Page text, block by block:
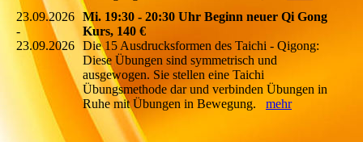
23.09.2026
-
23.09.2026
Mi. 19:30 - 20:30 Uhr Beginn neuer Qi Gong
Kurs, 140 €
Die 15 Ausdrucksformen des Taichi - Qigong:
Diese Übungen sind symmetrisch und
ausgewogen. Sie stellen eine Taichi
Übungsmethode dar und verbinden Übungen in
Ruhe mit Übungen in Bewegung. mehr